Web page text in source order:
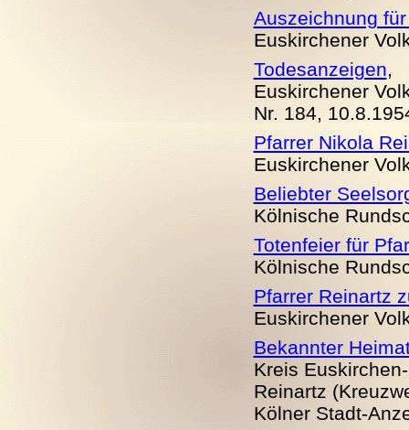
Auszeichnung
Euskirchener
Todesanzeigen,
Euskirchener
Nr. 184, 10.8.19
Pfarrer Nikola
Euskirchener
Beliebter
Kölnische
Totenfeier für
Kölnische
Pfarrer Reinartz
Euskirchener
Bekannter
Kreis
Reinartz
Kölner Stadt-